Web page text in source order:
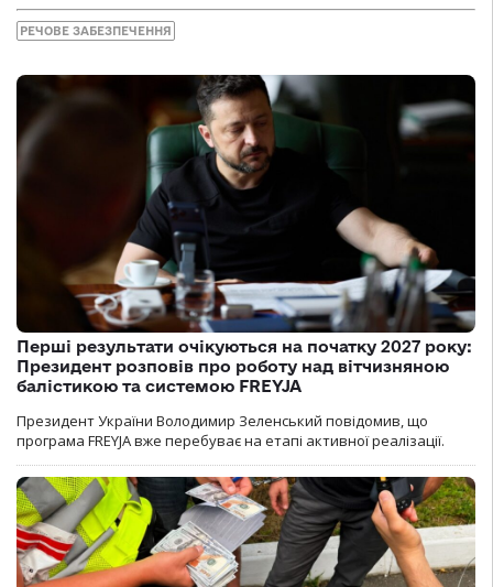
РЕЧОВЕ ЗАБЕЗПЕЧЕННЯ
Перші результати очікуються на початку 2027 року:
Президент розповів про роботу над вітчизняною
балістикою та системою FREYJA
Президент України Володимир Зеленський повідомив, що
програма FREYJA вже перебуває на етапі активної реалізації.